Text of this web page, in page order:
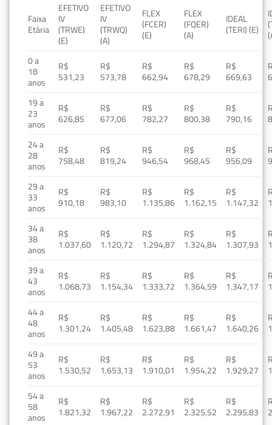
Faixa
Etária
EFETIVO
IV
(TRWE)
(E)
EFETIVO
IV
(TRWQ)
(A)
FLEX
(FCER)
(E)
FLEX
(FQER)
(A)
IDEAL
(TERI) (E)
0 a
18
anos
R$
531,23
R$
573,78
R$
662,94
R$
678,29
R$
669,63
19 a
23
anos
R$
626,85
R$
677,06
R$
782,27
R$
800,38
R$
790,16
24 a
28
anos
R$
758,48
R$
819,24
R$
946,54
R$
968,45
R$
956,09
29 a
33
anos
R$
910,18
R$
983,10
R$
1.135,86
R$
1.162,15
R$
1.147,32
34 a
38
anos
R$
1.037,60
R$
1.120,72
R$
1.294,87
R$
1.324,84
R$
1.307,93
39 a
43
anos
R$
1.068,73
R$
1.154,34
R$
1.333,72
R$
1.364,59
R$
1.347,17
44 a
48
anos
R$
1.301,24
R$
1.405,48
R$
1.623,88
R$
1.661,47
R$
1.640,26
49 a
53
anos
R$
1.530,52
R$
1.653,13
R$
1.910,01
R$
1.954,22
R$
1.929,27
54 a
58
anos
R$
1.821,32
R$
1.967,22
R$
2.272,91
R$
2.325,52
R$
2.295,83